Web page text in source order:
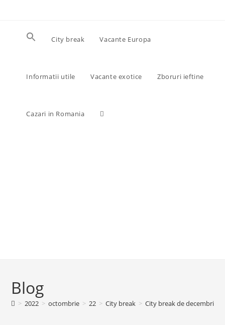
City break Vacante Europa
Informatii utile Vacante exotice Zboruri ieftine
Cazari in Romania Toggle
Blog
> 2022 > octombrie > 22 > City break > City break de decembrie